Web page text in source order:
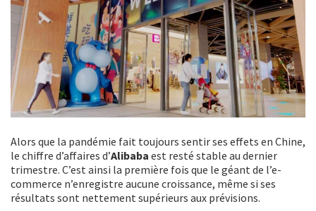
Alors que la pandémie fait toujours sentir ses effets en Chine,
le chiffre d’affaires d’Alibaba est resté stable au dernier
trimestre. C’est ainsi la première fois que le géant de l’e-
commerce n’enregistre aucune croissance, même si ses
résultats sont nettement supérieurs aux prévisions.